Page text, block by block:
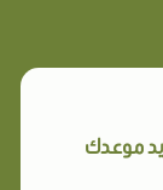
موعدك